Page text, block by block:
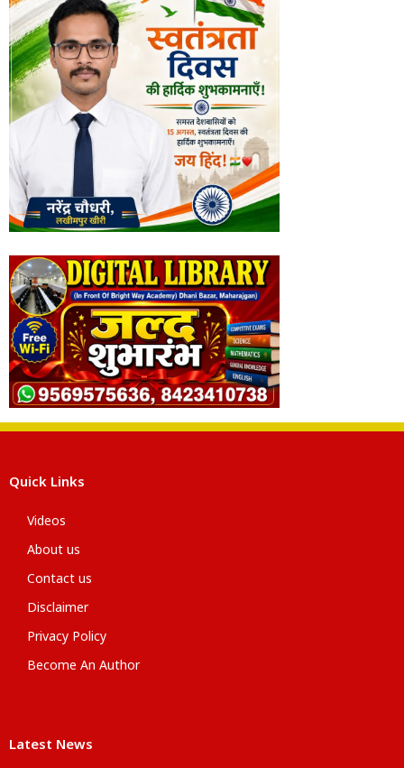
Quick Links
Videos
About us
Contact us
Disclaimer
Privacy Policy
Become An Author
Latest News